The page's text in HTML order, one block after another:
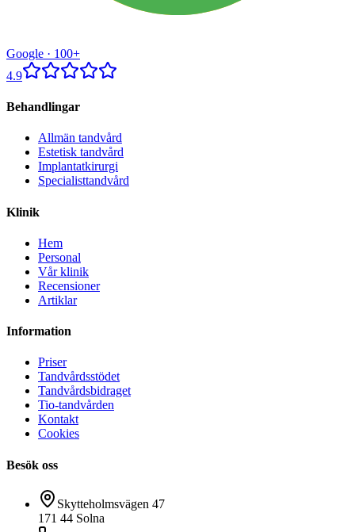
Google · 100+
4.9
Behandlingar
Allmän tandvård
Estetisk tandvård
Implantatkirurgi
Specialisttandvård
Klinik
Hem
Personal
Vår klinik
Recensioner
Artiklar
Information
Priser
Tandvårdsstödet
Tandvårdsbidraget
Tio-tandvården
Kontakt
Cookies
Besök oss
Skytteholmsvägen 47
171 44 Solna